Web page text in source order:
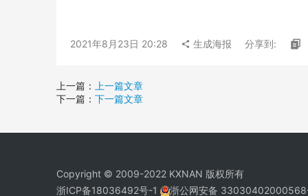
2021年8月23日 20:28 生成海报 分享到:
上一篇：
上一篇文章
下一篇： 下一篇文章
Copyright © 2009-2022 KXNAN 版权所有
浙ICP备18036492号-1
浙公网安备 33030402000568